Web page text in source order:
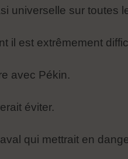
universelle sur toutes
il est extrêmement
avec Pékin.
éviter.
qui mettrait en